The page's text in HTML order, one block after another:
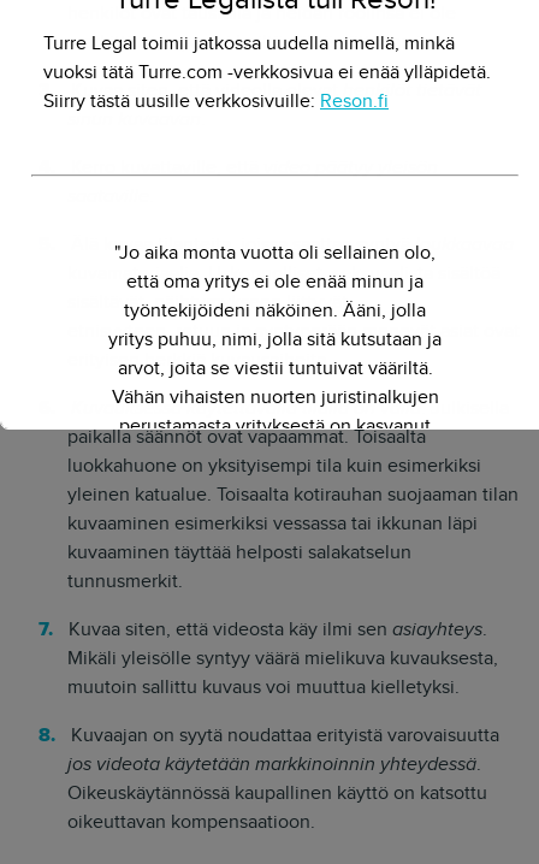
henkilöt ovat taustalla ja heidän roolinsa ei ole
merkittävä, lupaa ei heiltä välttämättä tarvitse.
Kuvaa siten, että videolla olevat
henkilöt tietävät
sinun kuvaavan
Älä kuvaa tilanteita, joissa saattaa syntyäloukkaavaa
kuvamateriaalia. Uskonnolliset, seksuaalista sisältöä
sisältävät, päihtymykseen liittyvät,
etnisyyteen, rotuun ja syntyperään menevät asiat ovat
erityisen herkkiä kuvausaiheita.
Kuvauksessa käytettävällä tilalla on väliä. Julkisella
paikalla säännöt ovat vapaammat. Toisaalta
luokkahuone on yksityisempi tila kuin esimerkiksi
yleinen katualue. Toisaalta kotirauhan suojaaman tilan
kuvaaminen esimerkiksi vessassa tai ikkunan läpi
kuvaaminen täyttää helposti salakatselun
tunnusmerkit.
Kuvaa siten, että videosta käy ilmi sen asiayhteys.
Mikäli yleisölle syntyy väärä mielikuva kuvauksesta,
muutoin sallittu kuvaus voi muuttua kielletyksi.
Kuvaajan on syytä noudattaa erityistä varovaisuutta
jos videota käytetään markkinoinnin yhteydessä.
Oikeuskäytännössä kaupallinen käyttö on katsottu
oikeuttavan kompensaatioon.
Turre Legal toimii jatkossa uudella nimellä, minkä
vuoksi tätä Turre.com -verkkosivua ei enää ylläpidetä.
Siirry tästä uusille verkkosivuille: Reson.fi
"Jo aika monta vuotta oli sellainen olo,
että oma yritys ei ole enää minun ja
työntekijöideni näköinen. Ääni, jolla
yritys puhuu, nimi, jolla sitä kutsutaan ja
arvot, joita se viestii tuntuivat vääriltä.
Vähän vihaisten nuorten juristinalkujen
perustamasta yrityksestä on kasvanut
kokenut ja näkemyksellinen
asiantuntijayritys. Siksi julkaisimme
uuden nimen ja verkkosivun. Out with
the old - in with the new."